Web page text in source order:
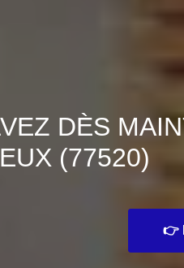
DÈS
(77520)
👉